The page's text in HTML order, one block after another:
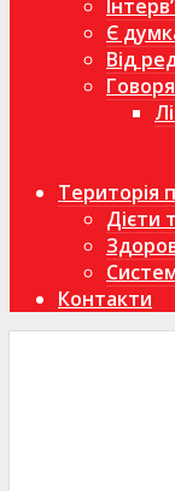
Є
Від
Територія
Дієти
Контакти